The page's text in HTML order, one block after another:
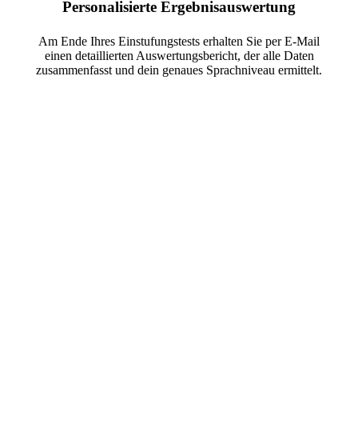
Personalisierte Ergebnisauswertung
Am Ende Ihres Einstufungstests erhalten Sie per E-Mail
einen detaillierten Auswertungsbericht, der alle Daten
zusammenfasst und dein genaues Sprachniveau ermittelt.